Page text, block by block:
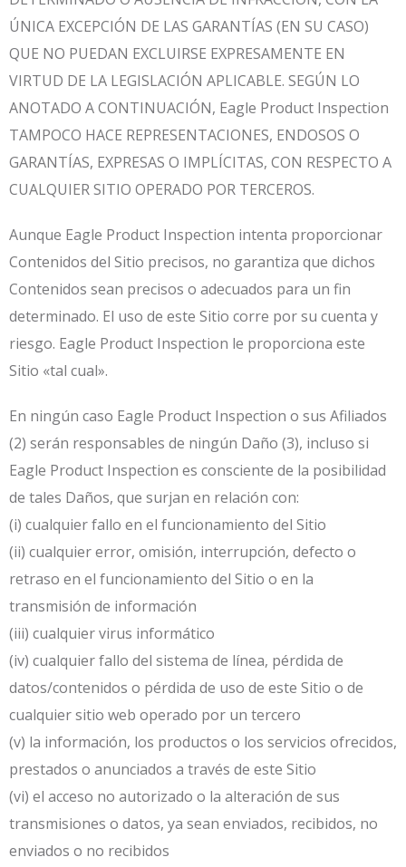
ÚNICA EXCEPCIÓN DE LAS GARANTÍAS (EN SU CASO)
QUE NO PUEDAN EXCLUIRSE EXPRESAMENTE EN
VIRTUD DE LA LEGISLACIÓN APLICABLE. SEGÚN LO
ANOTADO A CONTINUACIÓN, Eagle Product Inspection
TAMPOCO HACE REPRESENTACIONES, ENDOSOS O
GARANTÍAS, EXPRESAS O IMPLÍCITAS, CON RESPECTO A
CUALQUIER SITIO OPERADO POR TERCEROS.
Aunque Eagle Product Inspection intenta proporcionar
Contenidos del Sitio precisos, no garantiza que dichos
Contenidos sean precisos o adecuados para un fin
determinado. El uso de este Sitio corre por su cuenta y
riesgo. Eagle Product Inspection le proporciona este
Sitio «tal cual».
En ningún caso Eagle Product Inspection o sus Afiliados
(2) serán responsables de ningún Daño (3), incluso si
Eagle Product Inspection es consciente de la posibilidad
de tales Daños, que surjan en relación con:
(i) cualquier fallo en el funcionamiento del Sitio
(ii) cualquier error, omisión, interrupción, defecto o
retraso en el funcionamiento del Sitio o en la
transmisión de información
(iii) cualquier virus informático
(iv) cualquier fallo del sistema de línea, pérdida de
datos/contenidos o pérdida de uso de este Sitio o de
cualquier sitio web operado por un tercero
(v) la información, los productos o los servicios ofrecidos,
prestados o anunciados a través de este Sitio
(vi) el acceso no autorizado o la alteración de sus
transmisiones o datos, ya sean enviados, recibidos, no
enviados o no recibidos